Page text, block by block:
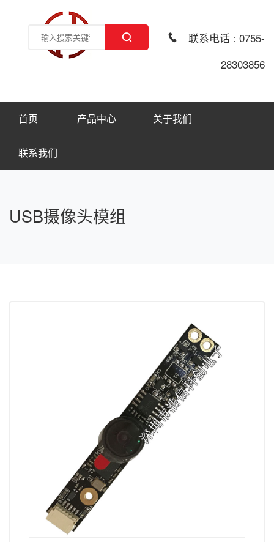
联系电话 : 0755-
28303856
首页 产品中心 关于我们
联系我们
USB摄像头模组